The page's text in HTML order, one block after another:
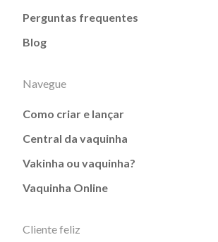
Perguntas frequentes
Blog
Navegue
Como criar e lançar
Central da vaquinha
Vakinha ou vaquinha?
Vaquinha Online
Cliente feliz